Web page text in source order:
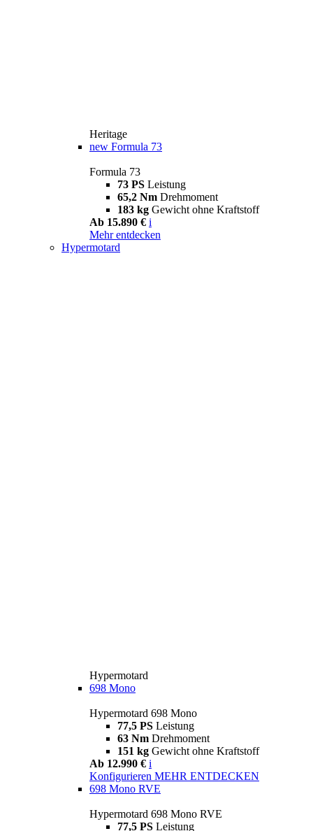
Heritage
new Formula 73
Formula 73
73 PS Leistung
65,2 Nm Drehmoment
183 kg Gewicht ohne Kraftstoff
Ab 15.890 € i
Mehr entdecken
Hypermotard
Hypermotard
698 Mono
Hypermotard 698 Mono
77,5 PS Leistung
63 Nm Drehmoment
151 kg Gewicht ohne Kraftstoff
Ab 12.990 € i
Konfigurieren MEHR ENTDECKEN
698 Mono RVE
Hypermotard 698 Mono RVE
77,5 PS Leistung